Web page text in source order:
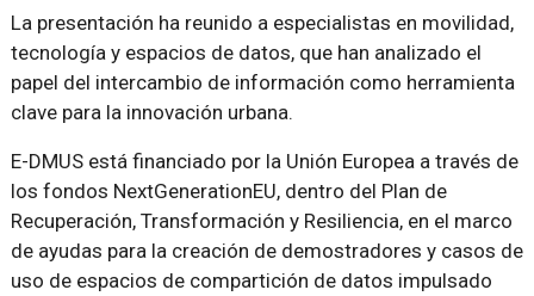
La presentación ha reunido a especialistas en movilidad,
tecnología y espacios de datos, que han analizado el
papel del intercambio de información como herramienta
clave para la innovación urbana.
E-DMUS está financiado por la Unión Europea a través de
los fondos NextGenerationEU, dentro del Plan de
Recuperación, Transformación y Resiliencia, en el marco
de ayudas para la creación de demostradores y casos de
uso de espacios de compartición de datos impulsado